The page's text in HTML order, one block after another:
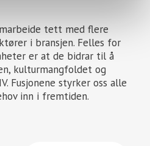
tett med flere
i bransjen. Felles for
er at de bidrar til å
kulturmangfoldet og
Fusjonene styrker oss alle
inn i fremtiden.